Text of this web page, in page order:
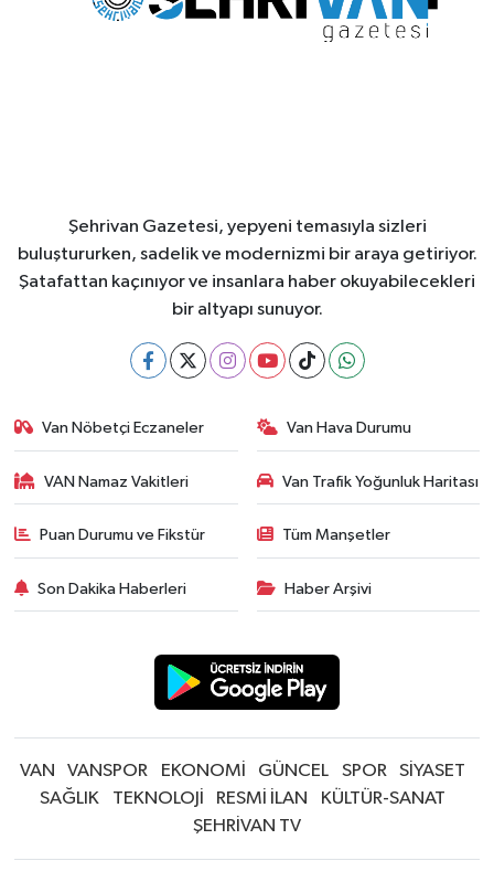
Şehrivan Gazetesi, yepyeni temasıyla sizleri
buluştururken, sadelik ve modernizmi bir araya getiriyor.
Şatafattan kaçınıyor ve insanlara haber okuyabilecekleri
bir altyapı sunuyor.
Van Nöbetçi Eczaneler Van Hava Durumu
VAN Namaz Vakitleri Van Trafik Yoğunluk Haritası
Puan Durumu ve Fikstür Tüm Manşetler
Son Dakika Haberleri Haber Arşivi
VAN VANSPOR EKONOMİ GÜNCEL SPOR
SİYASET
SAĞLIK
TEKNOLOJİ RESMİ İLAN
KÜLTÜR-SANAT
ŞEHRİVAN TV